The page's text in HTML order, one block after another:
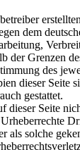
dem
der Grenzen
des
dieser Seite
gestattet.
dieser Seite
als solche